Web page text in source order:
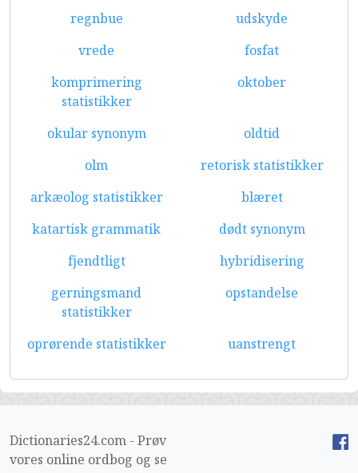
regnbue
udskyde
vrede
fosfat
komprimering
statistikker
oktober
okular synonym
oldtid
olm
retorisk statistikker
arkæolog statistikker
blæret
katartisk grammatik
dødt synonym
fjendtligt
hybridisering
gerningsmand
statistikker
opstandelse
oprørende statistikker uanstrengt
Dictionaries24.com - Prøv
vores online ordbog og se